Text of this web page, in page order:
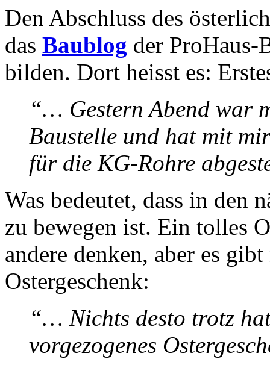
Den Abschluss des
das Baublog der ProHaus-
bilden. Dort heisst es:
“… Gestern Abend war
Baustelle und hat mit
für die KG-Rohre
Was bedeutet, dass in den
zu bewegen ist. Ein tolles
andere denken, aber es
Ostergeschenk:
“… Nichts desto trotz
vorgezogenes